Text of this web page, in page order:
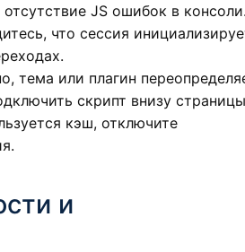
JS ошибок в
что сессия
тема или плагин
скрипт внизу
кэш, отключите
и